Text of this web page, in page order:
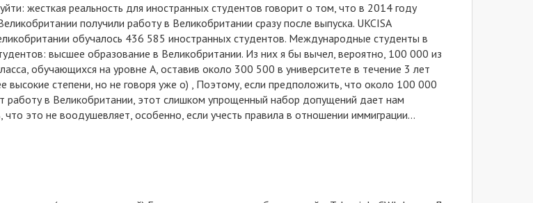
жесткая реальность для иностранных студентов говорит о том, что в 2014 году
получили работу в Великобритании сразу после выпуска. UKCISA
обучалось 436 585 иностранных студентов. Международные студенты в
высшее образование в Великобритании. Из них я бы вычел, вероятно, 100 000 из
обучающихся на уровне А, оставив около 300 500 в университете в течение 3 лет
высокие степени, но не говоря уже о) , Поэтому, если предположить, что около 100 000
работу в Великобритании, этот слишком упрощенный набор допущений дает нам
это не воодушевляет, особенно, если учесть правила в отношении иммиграции…